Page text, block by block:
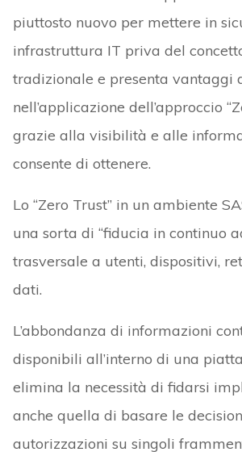
piuttosto nuovo per mettere in
infrastruttura IT priva del
tradizionale e presenta vantaggi
nell’applicazione dell’approccio
grazie alla visibilità e alle
consente di ottenere.
Lo “Zero Trust” in un ambiente
una sorta di “fiducia in continuo
trasversale a utenti, dispositivi,
dati.
L’abbondanza di informazioni
disponibili all’interno di una
elimina la necessità di fidarsi
anche quella di basare le
autorizzazioni su singoli